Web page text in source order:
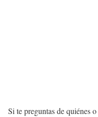
Si te preguntas de quiénes o